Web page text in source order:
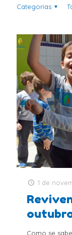
Categorias
1 de
Como se